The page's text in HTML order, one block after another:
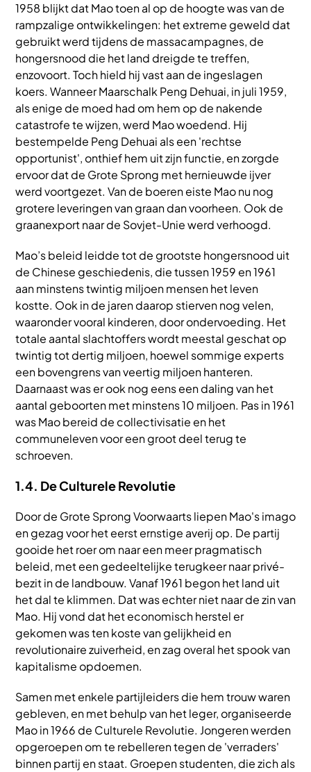
1958 blijkt dat Mao toen al op de hoogte was van de
rampzalige ontwikkelingen: het extreme geweld dat
gebruikt werd tijdens de massacampagnes, de
hongersnood die het land dreigde te treffen,
enzovoort. Toch hield hij vast aan de ingeslagen
koers. Wanneer Maarschalk Peng Dehuai, in juli 1959,
als enige de moed had om hem op de nakende
catastrofe te wijzen, werd Mao woedend. Hij
bestempelde Peng Dehuai als een 'rechtse
opportunist', onthief hem uit zijn functie, en zorgde
ervoor dat de Grote Sprong met hernieuwde ijver
werd voortgezet. Van de boeren eiste Mao nu nog
grotere leveringen van graan dan voorheen. Ook de
graanexport naar de Sovjet-Unie werd verhoogd.
Mao’s beleid leidde tot de grootste hongersnood uit
de Chinese geschiedenis, die tussen 1959 en 1961
aan minstens twintig miljoen mensen het leven
kostte. Ook in de jaren daarop stierven nog velen,
waaronder vooral kinderen, door ondervoeding. Het
totale aantal slachtoffers wordt meestal geschat op
twintig tot dertig miljoen, hoewel sommige experts
een bovengrens van veertig miljoen hanteren.
Daarnaast was er ook nog eens een daling van het
aantal geboorten met minstens 10 miljoen. Pas in 1961
was Mao bereid de collectivisatie en het
communeleven voor een groot deel terug te
schroeven.
1.4. De Culturele Revolutie
Door de Grote Sprong Voorwaarts liepen Mao's imago
en gezag voor het eerst ernstige averij op. De partij
gooide het roer om naar een meer pragmatisch
beleid, met een gedeeltelijke terugkeer naar privé-
bezit in de landbouw. Vanaf 1961 begon het land uit
het dal te klimmen. Dat was echter niet naar de zin van
Mao. Hij vond dat het economisch herstel er
gekomen was ten koste van gelijkheid en
revolutionaire zuiverheid, en zag overal het spook van
kapitalisme opdoemen.
Samen met enkele partijleiders die hem trouw waren
gebleven, en met behulp van het leger, organiseerde
Mao in 1966 de Culturele Revolutie. Jongeren werden
opgeroepen om te rebelleren tegen de 'verraders'
binnen partij en staat. Groepen studenten, die zich als